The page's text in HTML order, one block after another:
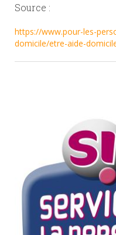
Source :
https://www.pour-les-
domicile/etre-aide-